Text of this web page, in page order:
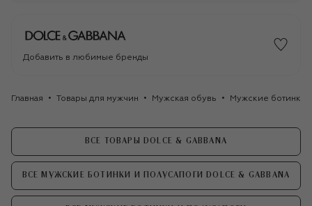
Добавить в любимые бренды
Главная Товары для мужчин Мужская обувь Мужские ботинки
ВСЕ ТОВАРЫ DOLCE & GABBANA
ВСЕ МУЖСКИЕ БОТИНКИ И ПОЛУСАПОГИ DOLCE & GABBANA